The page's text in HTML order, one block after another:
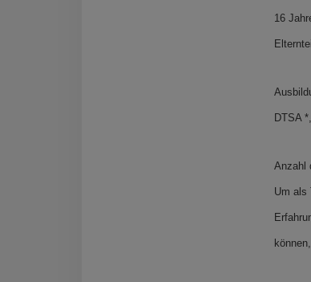
16
DTSA
Anzahl
Um als